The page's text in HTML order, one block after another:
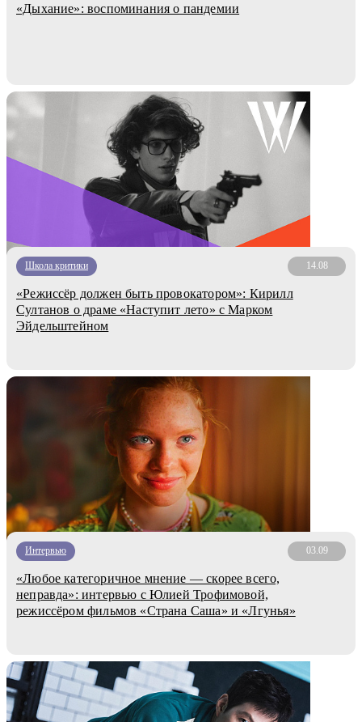
«Дыхание»: воспоминания о пандемии
Школа критики 14.08
«Режиссёр должен быть провокатором»: Кирилл
Султанов о драме «Наступит лето» с Марком
Эйдельштейном
Интервью 03.09
«Любое категоричное мнение — скорее всего,
неправда»: интервью с Юлией Трофимовой,
режиссёром фильмов «Страна Саша» и «Лгунья»